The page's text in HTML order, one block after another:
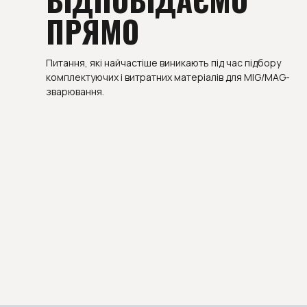
ПРЯМО
Питання, які найчастіше виникають під час підбору
комплектуючих і витратних матеріалів для MIG/MAG-
зварювання.